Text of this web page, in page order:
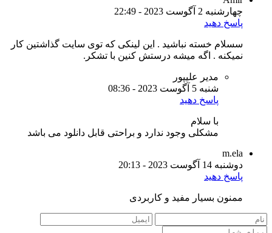
چهارشنبه 2 آگوست 2023 - 22:49
پاسخ دهید
سسلام خسته نباشید . این لینکی که توی سایت گذاشتین کار
نمیکنه . اگه میشه درستش کنین با تشکر.
مدیر علیپور
شنبه 5 آگوست 2023 - 08:36
پاسخ دهید
با سلام
مشکلی وجود ندارد و براحتی قابل دانلود می باشد
m.ela
دوشنبه 14 آگوست 2023 - 20:13
پاسخ دهید
ممنون بسیار مفید و کاربردی